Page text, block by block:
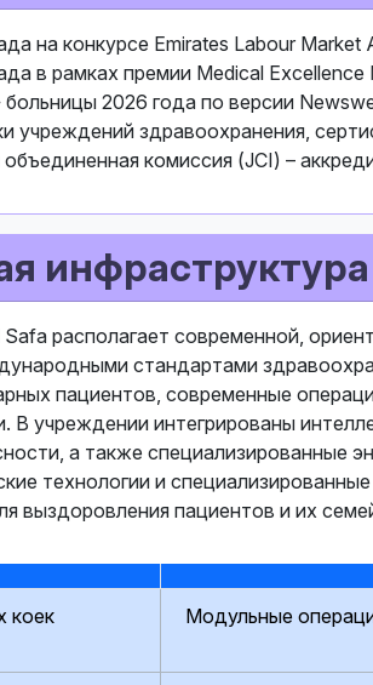
на конкурсе Emirates Labour Market
в рамках премии Medical Excellence
2026 года по версии
учреждений здравоохранения,
комиссия (JCI) –
инфраструктура
располагает современной,
стандартами
пациентов, современные
В учреждении интегрированы
а также специализированные
технологии и
выздоровления пациентов и их
коек Модульные